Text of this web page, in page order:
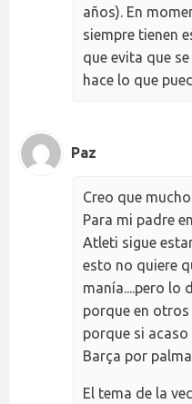
años). En
siempre tienen
que evita que
hace lo que
Paz
Creo que
Para mi padre
Atleti sigue
esto no quiere
manía....pero lo
porque en
porque si
Barça por
El tema de la